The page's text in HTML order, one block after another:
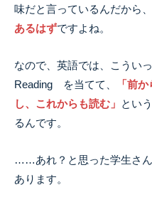
味だと言っているんだから、
あるはずですよね。
なので、英語では、こうい
Reading を当てて、
「前
し、これからも読む」 という
るんです。
……あれ？と思った学生さ
あります。